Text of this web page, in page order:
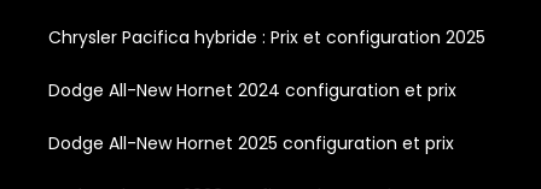
Chrysler Pacifica hybride : Prix et configuration 2025
Dodge All-New Hornet 2024 configuration et prix
Dodge All-New Hornet 2025 configuration et prix